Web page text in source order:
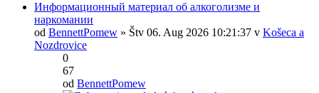
Информационный материал об алкоголизме и
наркомании
od BennettPomew » Štv 06. Aug 2026 10:21:37 v Košeca a
Nozdrovice
0
67
od BennettPomew